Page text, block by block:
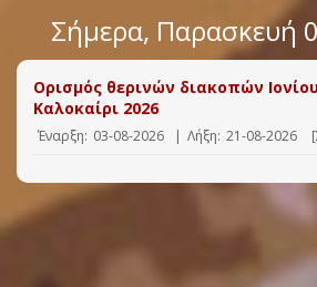
Σήμερα, Παρασκευή
Ορισμός θερινών διακοπών
Καλοκαίρι 2026
Έναρξη: 03-08-2026 | Λήξη: 21-08-2026